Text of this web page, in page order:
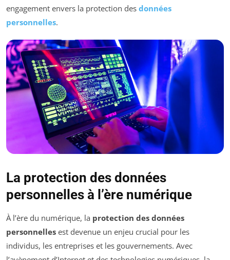
engagement envers la protection des données
personnelles.
La protection des données
personnelles à l’ère numérique
À l’ère du numérique, la protection des données
personnelles est devenue un enjeu crucial pour les
individus, les entreprises et les gouvernements. Avec